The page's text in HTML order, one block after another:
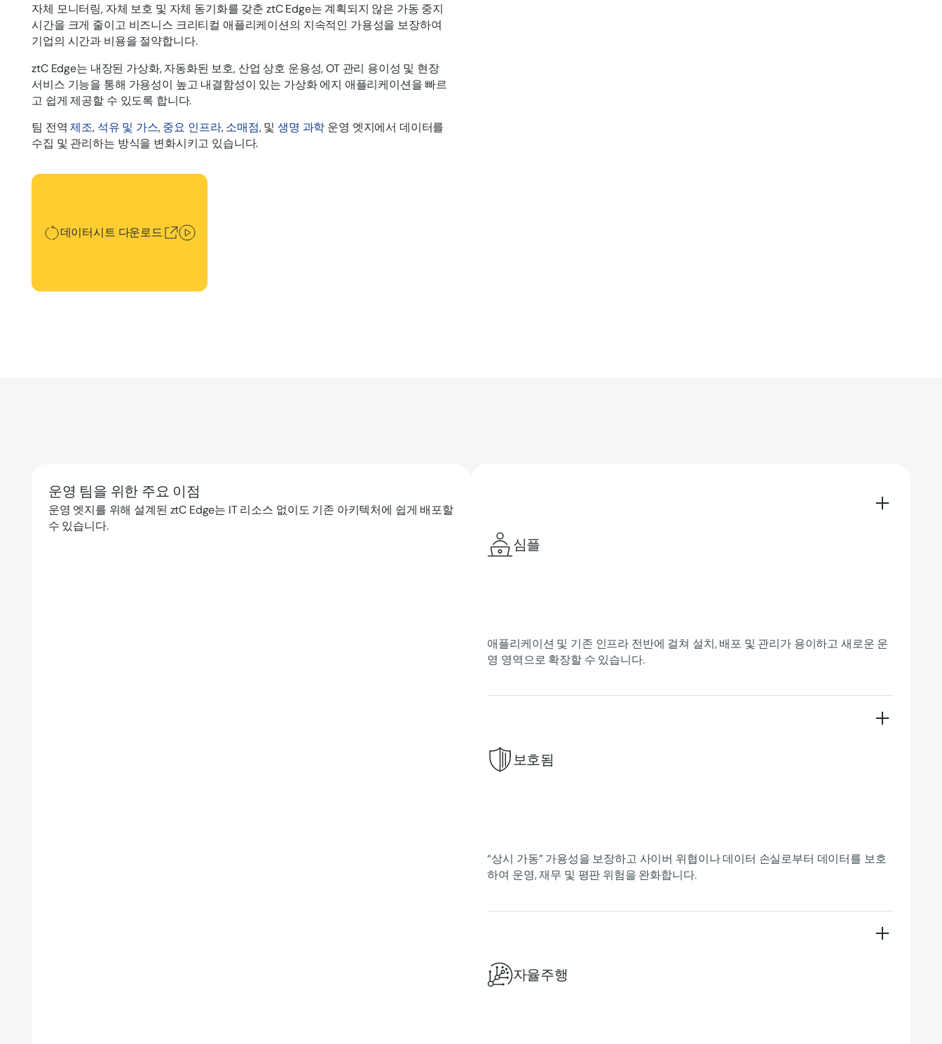
자체 모니터링, 자체 보호 및 자체 동기화를 갖춘 ztC Edge는 계획되지 않은 가동 중지
시간을 크게 줄이고 비즈니스 크리티컬 애플리케이션의 지속적인 가용성을 보장하여
기업의 시간과 비용을 절약합니다.
ztC Edge는 내장된 가상화, 자동화된 보호, 산업 상호 운용성, OT 관리 용이성 및 현장
서비스 기능을 통해 가용성이 높고 내결함성이 있는 가상화 에지 애플리케이션을 빠르
고 쉽게 제공할 수 있도록 합니다.
팀 전역제조, 석유 및 가스,중요 인프라,소매점, 및생명 과학 운영 엣지에서 데이터를
수집 및 관리하는 방식을 변화시키고 있습니다.
데이터시트 다운로드
데이터시트 다운로드
운영 팀을 위한 주요 이점
운영 엣지를 위해 설계된 ztC Edge는 IT 리소스 없이도 기존 아키텍처에 쉽게 배포할
수 있습니다.
심플
애플리케이션 및 기존 인프라 전반에 걸쳐 설치, 배포 및 관리가 용이하고 새로운 운
영 영역으로 확장할 수 있습니다.
보호됨
“상시 가동” 가용성을 보장하고 사이버 위협이나 데이터 손실로부터 데이터를 보호
하여 운영, 재무 및 평판 위험을 완화합니다.
자율주행